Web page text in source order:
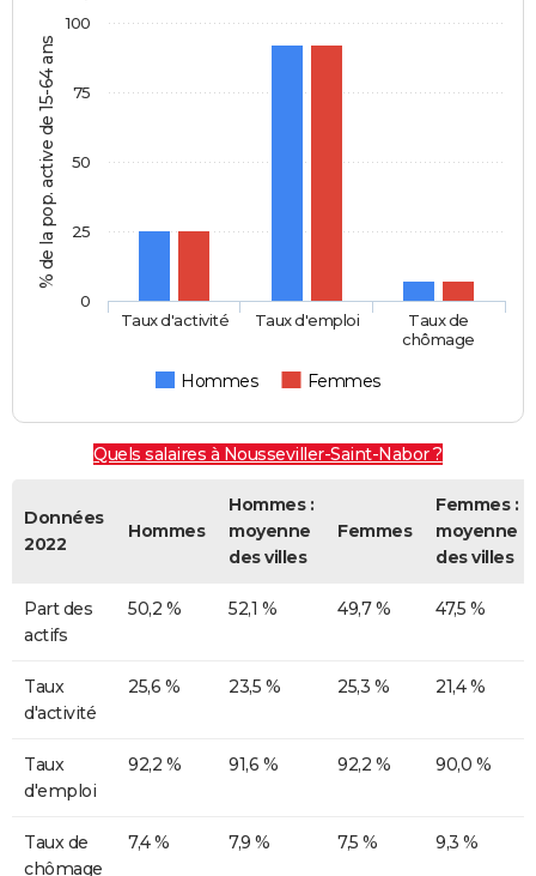
% de la pop. active de 15-64 ans
Hommes Femmes
Taux d'activité Taux d'emploi
Taux de
chômage
0
25
50
75
100
Quels salaires à Nousseviller-Saint-Nabor ?
Données
2022
Hommes
Hommes :
moyenne
des villes
Femmes
Femmes :
moyenne
des villes
Part des
actifs
50,2 % 52,1 % 49,7 % 47,5 %
Taux
d'activité
25,6 % 23,5 % 25,3 % 21,4 %
Taux
d'emploi
92,2 % 91,6 % 92,2 % 90,0 %
Taux de
chômage
7,4 % 7,9 % 7,5 % 9,3 %